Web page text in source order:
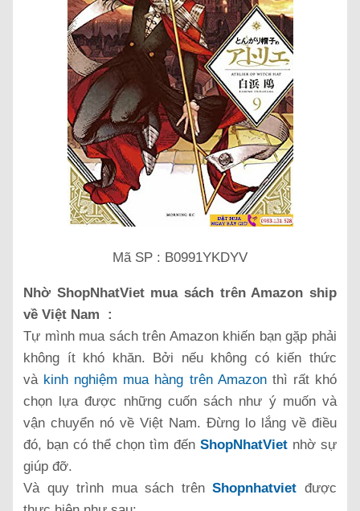
Mã SP : B0991YKDYV
Nhờ ShopNhatViet mua sách trên Amazon ship
về Việt Nam :
Tự mình mua sách trên Amazon khiến bạn gặp phải
không ít khó khăn. Bởi nếu không có kiến thức
và kinh nghiệm mua hàng trên Amazonthì rất khó
chọn lựa được những cuốn sách như ý muốn và
vận chuyển nó về Việt Nam. Đừng lo lắng về điều
đó, bạn có thể chọn tìm đến ShopNhatViet nhờ sự
giúp đỡ.
Và quy trình mua sách trênShopnhatviet được